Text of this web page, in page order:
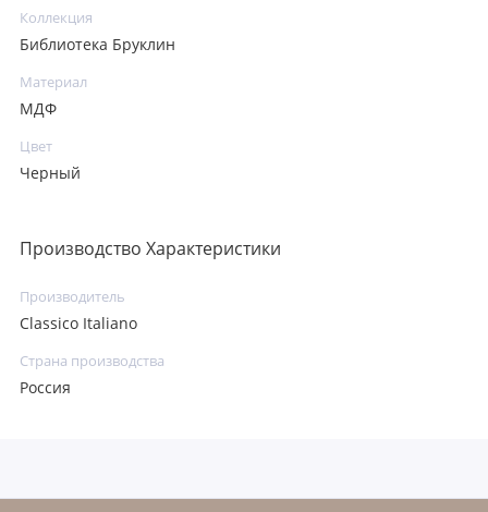
Коллекция
Библиотека Бруклин
Материал
МДФ
Цвет
Черный
Производство Характеристики
Производитель
Classico Italiano
Страна производства
Россия